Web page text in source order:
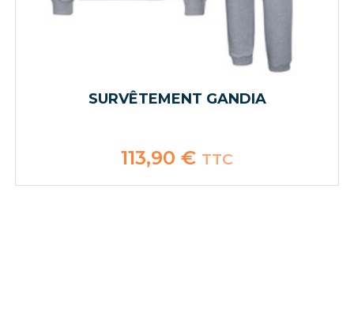
SURVÊTEMENT GANDIA
113,90 € TTC